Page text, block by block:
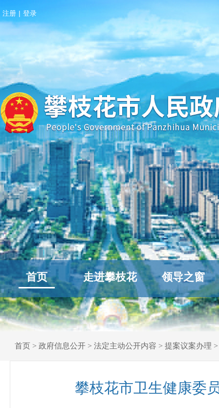
注册 | 登录
首页 走进攀枝花 领导之窗
首页 > 政府信息公开 > 法定主动公开内容 > 提案议案办理
攀枝花市卫生健康委